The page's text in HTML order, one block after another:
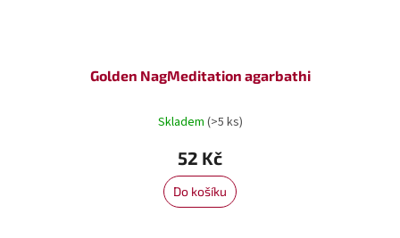
Golden NagMeditation agarbathi
Skladem (>5 ks)
52 Kč
Do košíku